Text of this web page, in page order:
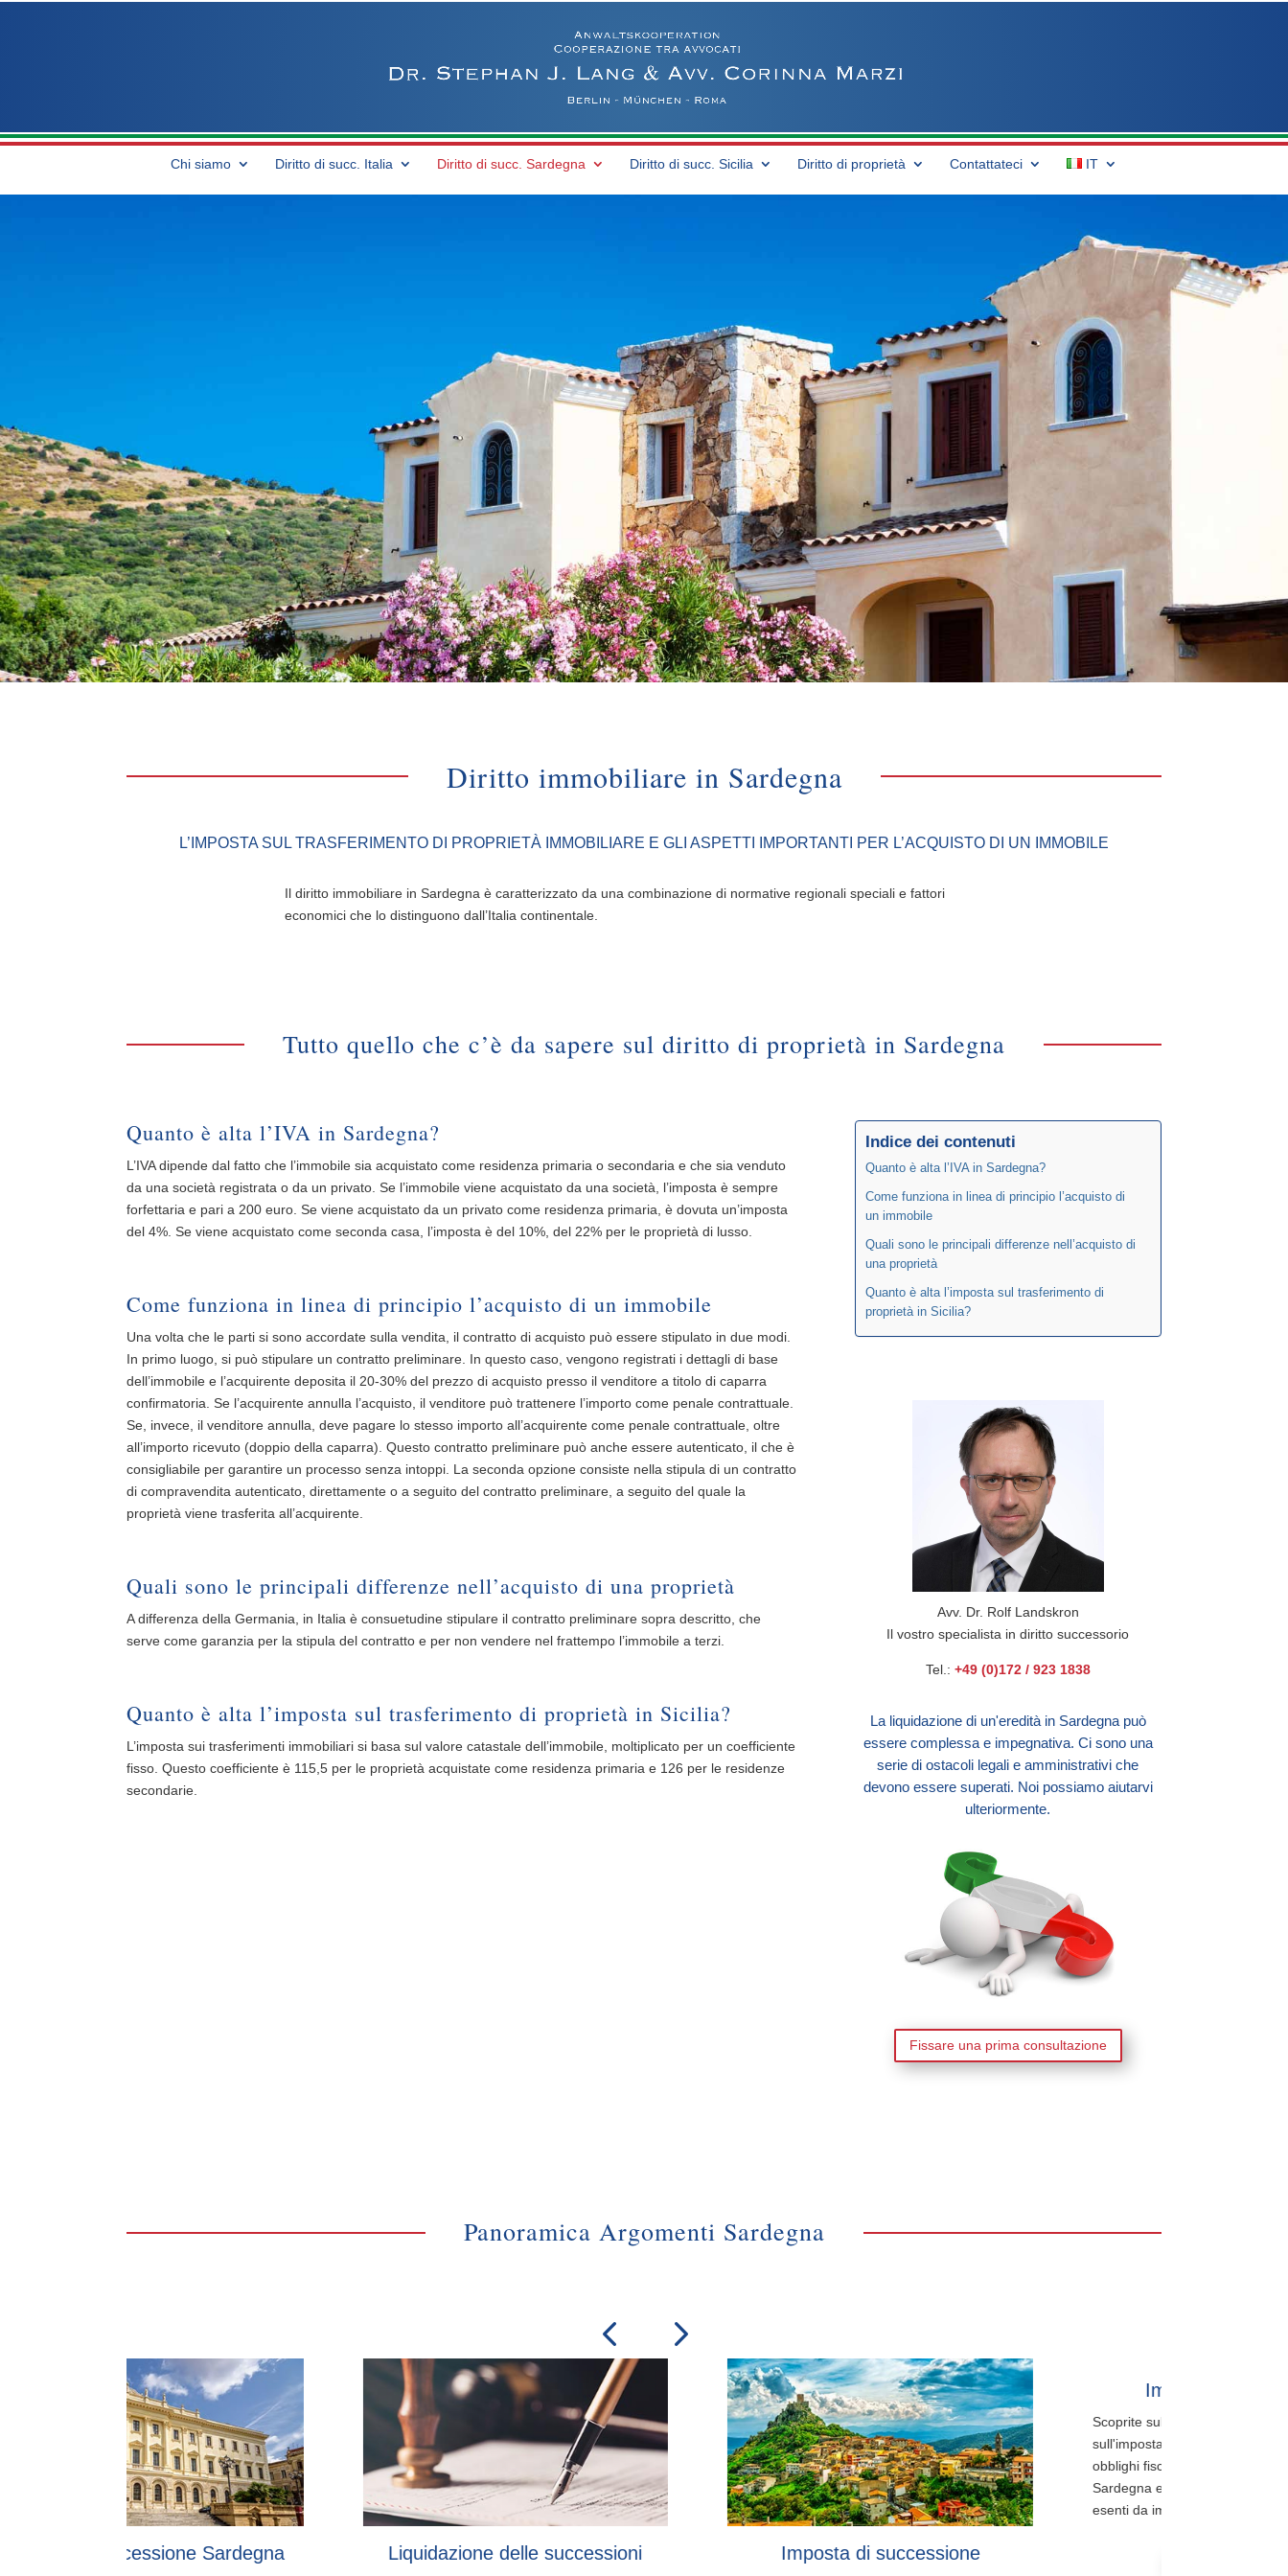
Chi siamo Diritto di succ. Italia Diritto di succ. Sardegna Diritto di succ. Sicilia Diritto di proprietà Contattateci IT
Diritto immobiliare in Sardegna
L’IMPOSTA SUL TRASFERIMENTO DI PROPRIETÀ IMMOBILIARE E GLI ASPETTI IMPORTANTI PER L’ACQUISTO DI UN IMMOBILE
Il diritto immobiliare in Sardegna è caratterizzato da una combinazione di normative regionali speciali e fattori
economici che lo distinguono dall’Italia continentale.
Tutto quello che c’è da sapere sul diritto di proprietà in Sardegna
Quanto è alta l’IVA in Sardegna?
L’IVA dipende dal fatto che l’immobile sia acquistato come residenza primaria o secondaria e che sia venduto
da una società registrata o da un privato. Se l’immobile viene acquistato da una società, l’imposta è sempre
forfettaria e pari a 200 euro. Se viene acquistato da un privato come residenza primaria, è dovuta un’imposta
del 4%. Se viene acquistato come seconda casa, l’imposta è del 10%, del 22% per le proprietà di lusso.
Come funziona in linea di principio l’acquisto di un immobile
Una volta che le parti si sono accordate sulla vendita, il contratto di acquisto può essere stipulato in due modi.
In primo luogo, si può stipulare un contratto preliminare. In questo caso, vengono registrati i dettagli di base
dell’immobile e l’acquirente deposita il 20-30% del prezzo di acquisto presso il venditore a titolo di caparra
confirmatoria. Se l’acquirente annulla l’acquisto, il venditore può trattenere l’importo come penale contrattuale.
Se, invece, il venditore annulla, deve pagare lo stesso importo all’acquirente come penale contrattuale, oltre
all’importo ricevuto (doppio della caparra). Questo contratto preliminare può anche essere autenticato, il che è
consigliabile per garantire un processo senza intoppi. La seconda opzione consiste nella stipula di un contratto
di compravendita autenticato, direttamente o a seguito del contratto preliminare, a seguito del quale la
proprietà viene trasferita all’acquirente.
Quali sono le principali differenze nell’acquisto di una proprietà
A differenza della Germania, in Italia è consuetudine stipulare il contratto preliminare sopra descritto, che
serve come garanzia per la stipula del contratto e per non vendere nel frattempo l’immobile a terzi.
Quanto è alta l’imposta sul trasferimento di proprietà in Sicilia?
L’imposta sui trasferimenti immobiliari si basa sul valore catastale dell’immobile, moltiplicato per un coefficiente
fisso. Questo coefficiente è 115,5 per le proprietà acquistate come residenza primaria e 126 per le residenze
secondarie.
Indice dei contenuti
Quanto è alta l’IVA in Sardegna?
Come funziona in linea di principio l’acquisto di
un immobile
Quali sono le principali differenze nell’acquisto di
una proprietà
Quanto è alta l’imposta sul trasferimento di
proprietà in Sicilia?
Avv. Dr. Rolf Landskron
Il vostro specialista in diritto successorio
Tel.: +49 (0)172 / 923 1838
La liquidazione di un'eredità in Sardegna può
essere complessa e impegnativa. Ci sono una
serie di ostacoli legali e amministrativi che
devono essere superati. Noi possiamo aiutarvi
ulteriormente.
Fissare una prima consultazione
Panoramica Argomenti Sardegna
Liquidazione delle successioni Imposta di successione
Imposta sulle donazioni
Scoprite subito le domande più importanti
sull'imposta sulle donazioni in Sardegna: Quali
obblighi fiscali si applicano alle donazioni in
Sardegna e a quanto ammontano gli importi
esenti da imposta?